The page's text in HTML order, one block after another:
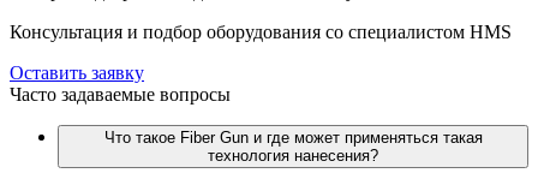
Консультация и подбор оборудования со специалистом HMS
Оставить заявку
Часто задаваемые вопросы
Что такое Fiber Gun и где может применяться такая
технология нанесения?